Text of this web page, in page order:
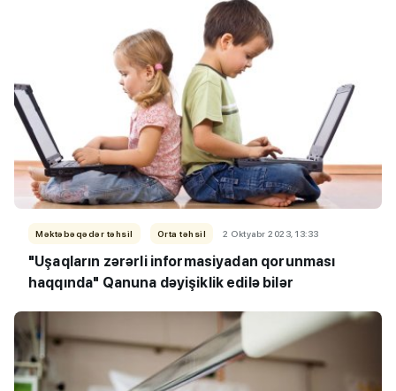
Məktəbəqədər təhsil Orta təhsil 2 Oktyabr 2023, 13:33
"Uşaqların zərərli informasiyadan qorunması
haqqında" Qanuna dəyişiklik edilə bilər